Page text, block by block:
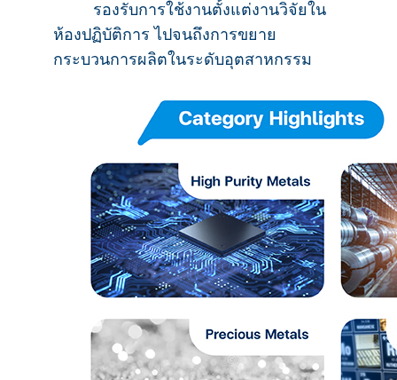
รองรับการใช้งานตั้งแต่งานวิจัยใน
ห้องปฏิบัติการ ไปจนถึงการขยาย
กระบวนการผลิตในระดับอุตสาหกรรม